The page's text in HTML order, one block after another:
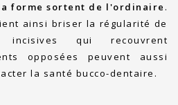
forme sortent de l'ordinaire .
ainsi briser la régularité de
qui recouvrent
opposées peuvent aussi
la santé bucco-dentaire.